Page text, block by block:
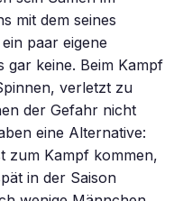
mit dem seines
paar eigene
gar keine. Beim Kampf
verletzt zu
der Gefahr nicht
eine Alternative:
zum Kampf kommen,
in der Saison